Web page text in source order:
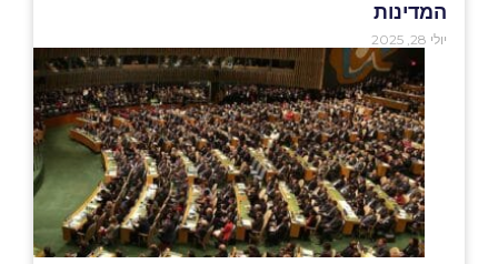
המדינות
יולי 28, 2025